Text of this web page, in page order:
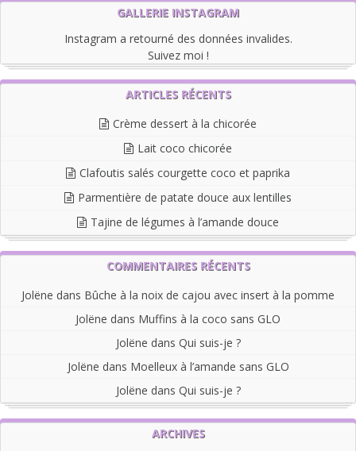
GALLERIE INSTAGRAM
Instagram a retourné des données invalides.
Suivez moi !
ARTICLES RÉCENTS
Crème dessert à la chicorée
Lait coco chicorée
Clafoutis salés courgette coco et paprika
Parmentière de patate douce aux lentilles
Tajine de légumes à l’amande douce
COMMENTAIRES RÉCENTS
Jolëne dans Bûche à la noix de cajou avec insert à la pomme
Jolëne dans Muffins à la coco sans GLO
Jolëne dans Qui suis-je ?
Jolëne dans Moelleux à l’amande sans GLO
Jolëne dans Qui suis-je ?
ARCHIVES